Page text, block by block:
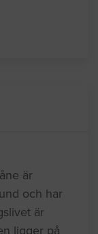
är
och har
är
ligger på